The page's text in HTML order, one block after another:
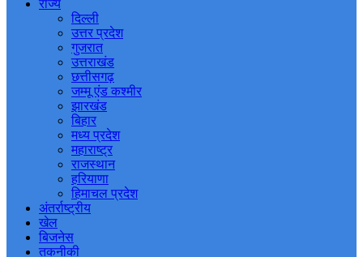
राज्य
दिल्ली
उत्तर प्रदेश
गुजरात
उत्तराखंड
छत्तीसगढ़
जम्मू एंड कश्मीर
झारखंड
बिहार
मध्य प्रदेश
महाराष्ट्र
राजस्थान
हरियाणा
हिमाचल प्रदेश
अंतर्राष्ट्रीय
खेल
बिजनेस
तकनीकी